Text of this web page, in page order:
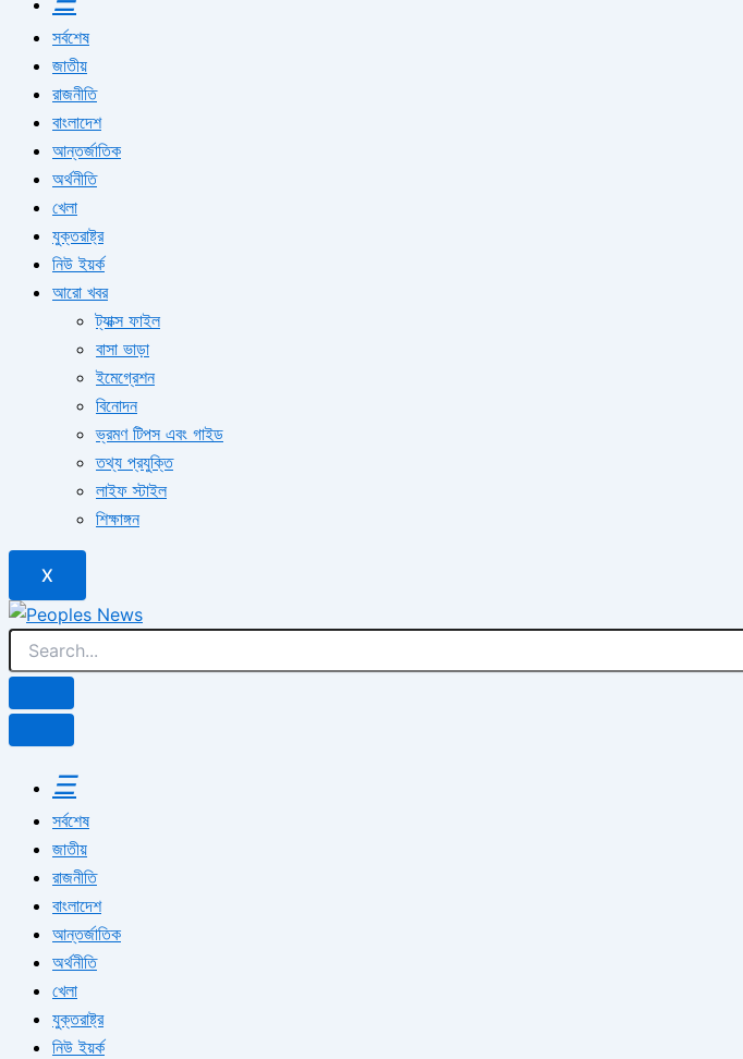
সর্বশেষ
জাতীয়
রাজনীতি
বাংলাদেশ
আন্তর্জাতিক
অর্থনীতি
খেলা
যুক্তরাষ্ট্র
নিউ ইয়র্ক
আরো খবর
ট্যাক্স ফাইল
বাসা ভাড়া
ইমেগ্রেশন
বিনোদন
ভ্রমণ টিপস এবং গাইড
তথ্য প্রযুক্তি
লাইফ স্টাইল
শিক্ষাঙ্গন
X
☰
সর্বশেষ
জাতীয়
রাজনীতি
বাংলাদেশ
আন্তর্জাতিক
অর্থনীতি
খেলা
যুক্তরাষ্ট্র
নিউ ইয়র্ক